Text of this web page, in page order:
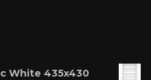
White 435x430